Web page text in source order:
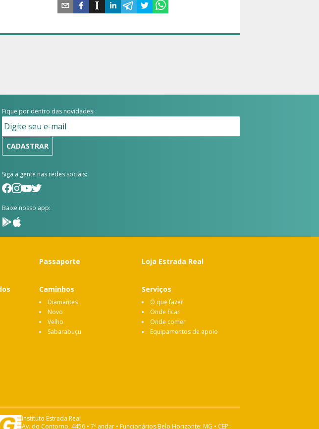
Fique por dentro das novidades:
CADASTRAR
Siga a gente nas redes sociais:
Baixe nosso app:
Passaporte Loja Estrada Real
Caminhos
Diamantes
Novo
Velho
Sabarabuçu
Serviços
O que fazer
Onde ficar
Onde comer
Equipamentos de apoio
Instituto Estrada Real
Av. do Contorno, 4456 • 7º andar • Funcionários Belo Horizonte: MG • CEP: